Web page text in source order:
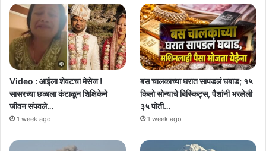
Video : आईला शेवटचा मेसेज !
सासरच्या छळाला कंटाळून शिक्षिकेने
जीवन संपवले…
1 week ago
बस चालकाच्या घरात सापडलं घबाड; १५
किलो सोन्याचे बिस्किट्स, पैशांनी भरलेली
३५ पोती…
1 week ago